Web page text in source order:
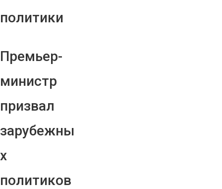
политики
Премьер-
министр
призвал
зарубежны
х
политиков